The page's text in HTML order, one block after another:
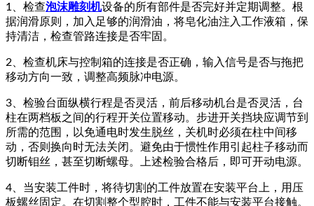
1、检查泡沫雕刻机设备的所有部件是否完好并定期调整。根
据润滑原则，加入足够的润滑油，将皂化油注入工作液箱，保
持清洁，检查管路连接是否牢固。
2、检查机床与控制箱的连接是否正确，输入信号是否与拖把
移动方向一致，调整高频脉冲电源。
3、检验台面纵横行程是否灵活，前后移动机台是否灵活，台
柱在两档板之间的行程开关位置移动。步进开关挡块应调节到
所需的范围，以免通电时发生脱丝，关机时必须在柱中间移
动，否则换向时无法关闭。避免由于惯性作用引起柱子移动而
切断钼丝，甚至切断螺母。上述检验合格后，即可开动电源。
4、当安装工件时，将待切割的工件放置在安装平台上，用压
板螺丝固定。在切割整个型腔时，工件不能与安装平台接触。